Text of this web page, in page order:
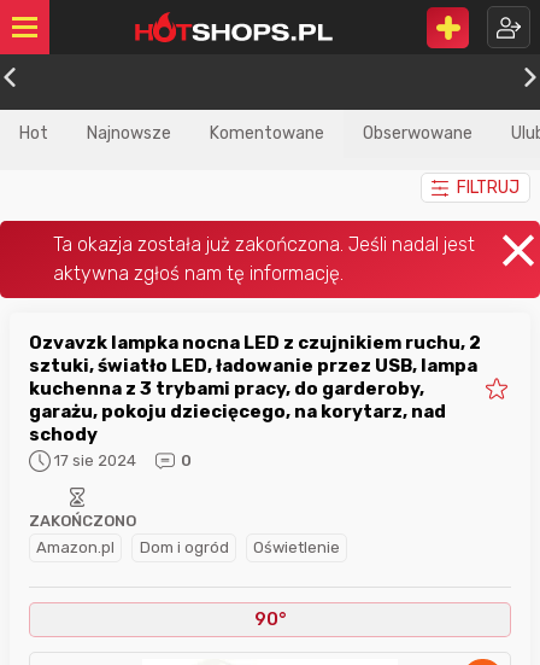
Hot Najnowsze Komentowane Obserwowane
FILTRUJ
Ozvavzk lampka nocna LED z czujnikiem ruchu, 2
sztuki, światło LED, ładowanie przez USB, lampa
kuchenna z 3 trybami pracy, do garderoby,
garażu, pokoju dziecięcego, na korytarz, nad
schody
17 sie 2024 0
Amazon.pl Dom i ogród Oświetlenie
ZAKOŃCZONO
90°